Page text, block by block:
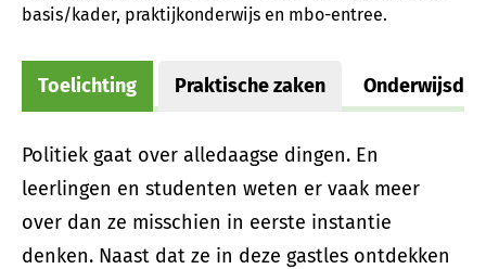
basis/kader, praktijkonderwijs en mbo-entree.
Toelichting Praktische zaken
Politiek gaat over alledaagse dingen. En
leerlingen en studenten weten er vaak meer
over dan ze misschien in eerste instantie
denken. Naast dat ze in deze gastles ontdekken